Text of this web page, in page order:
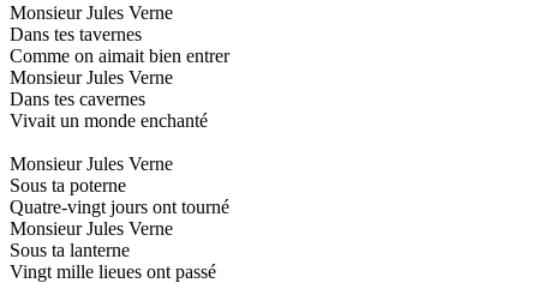
Monsieur Jules Verne
Dans tes tavernes
Comme on aimait bien entrer
Monsieur Jules Verne
Dans tes cavernes
Vivait un monde enchanté
Monsieur Jules Verne
Sous ta poterne
Quatre-vingt jours ont tourné
Monsieur Jules Verne
Sous ta lanterne
Vingt mille lieues ont passé